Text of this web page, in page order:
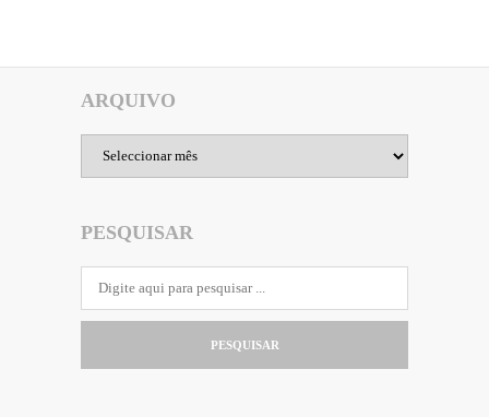
ARQUIVO
PESQUISAR
PESQUISAR